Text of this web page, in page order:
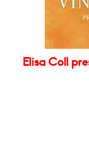
Elisa Coll